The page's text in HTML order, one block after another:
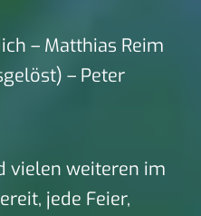
– Matthias Reim
– Peter
vielen weiteren im
jede Feier,